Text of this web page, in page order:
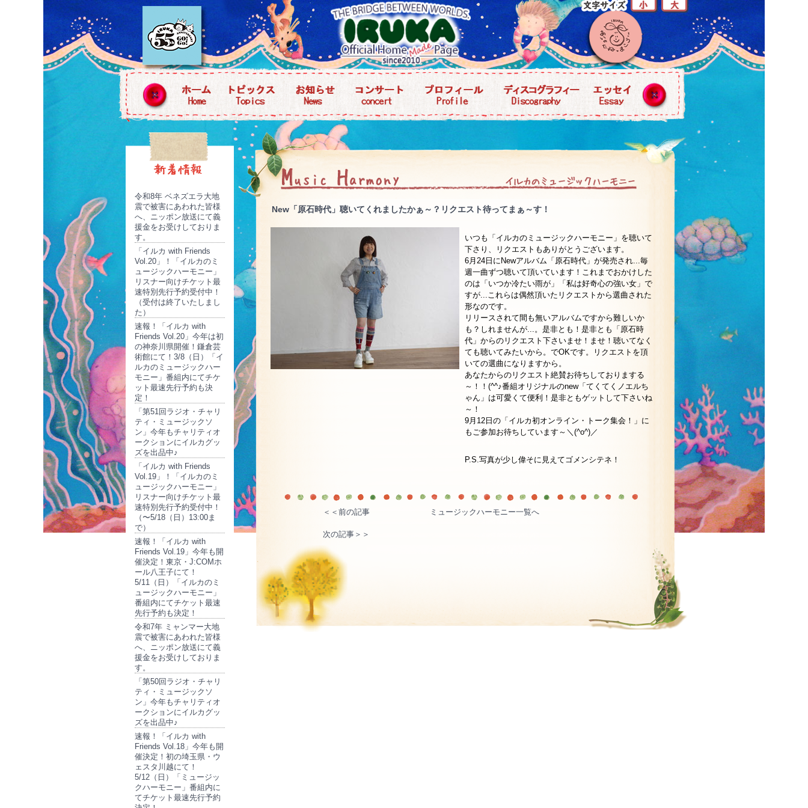
令和8年 ベネズエラ大地
震で被害にあわれた皆様
へ、ニッポン放送にて義
援金をお受けしておりま
す。
「イルカ with Friends
Vol.20」！「イルカのミ
ュージックハーモニー」
リスナー向けチケット最
速特別先行予約受付中！
（受付は終了いたしまし
た）
速報！「イルカ with
Friends Vol.20」今年は初
の神奈川県開催！鎌倉芸
術館にて！3/8（日）「イ
ルカのミュージックハー
モニー」番組内にてチケ
ット最速先行予約も決
定！
「第51回ラジオ・チャリ
ティ・ミュージックソ
ン」今年もチャリティオ
ークションにイルカグッ
ズを出品中♪
「イルカ with Friends
Vol.19」！「イルカのミ
ュージックハーモニー」
リスナー向けチケット最
速特別先行予約受付中！
（〜5/18（日）13:00ま
で）
速報！「イルカ with
Friends Vol.19」今年も開
催決定！東京・J:COMホ
ール八王子にて！
5/11（日）「イルカのミ
ュージックハーモニー」
番組内にてチケット最速
先行予約も決定！
令和7年 ミャンマー大地
震で被害にあわれた皆様
へ、ニッポン放送にて義
援金をお受けしておりま
す。
「第50回ラジオ・チャリ
ティ・ミュージックソ
ン」今年もチャリティオ
ークションにイルカグッ
ズを出品中♪
速報！「イルカ with
Friends Vol.18」今年も開
催決定！初の埼玉県・ウ
ェスタ川越にて！
5/12（日）「ミュージッ
クハーモニー」番組内に
てチケット最速先行予約
New「原石時代」聴いてくれましたかぁ～？リクエスト待ってまぁ～す！
いつも「イルカのミュージックハーモニー」を聴いて
下さり、リクエストもありがとうございます。
6月24日にNewアルバム「原石時代」が発売され...毎
週一曲ずつ聴いて頂いています！これまでおかけした
のは「いつか冷たい雨が」「私は好奇心の強い女」で
すが...これらは偶然頂いたリクエストから選曲された
形なのです。
リリースされて間も無いアルバムですから難しいか
も？しれませんが...。是非とも！是非とも「原石時
代」からのリクエスト下さいませ！ませ！聴いてなく
ても聴いてみたいから。でOKです。リクエストを頂
いての選曲になりますから。
あなたからのリクエスト絶賛お待ちしておりまする
～！！(^^♪番組オリジナルのnew「てくてくノエルち
ゃん」は可愛くて便利！是非ともゲットして下さいね
～！
9月12日の「イルカ初オンライン・トーク集会！」に
もご参加お待ちしています～＼(^o^)／
P.S.写真が少し偉そに見えてゴメンシテネ！
＜＜前の記事 ミュージックハーモニー一覧へ
次の記事＞＞